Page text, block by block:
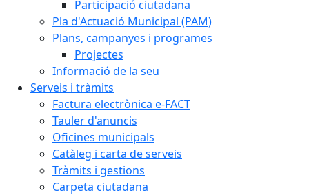
Participació ciutadana
Pla d'Actuació Municipal (PAM)
Plans, campanyes i programes
Projectes
Informació de la seu
Serveis i tràmits
Factura electrònica e-FACT
Tauler d'anuncis
Oficines municipals
Catàleg i carta de serveis
Tràmits i gestions
Carpeta ciutadana